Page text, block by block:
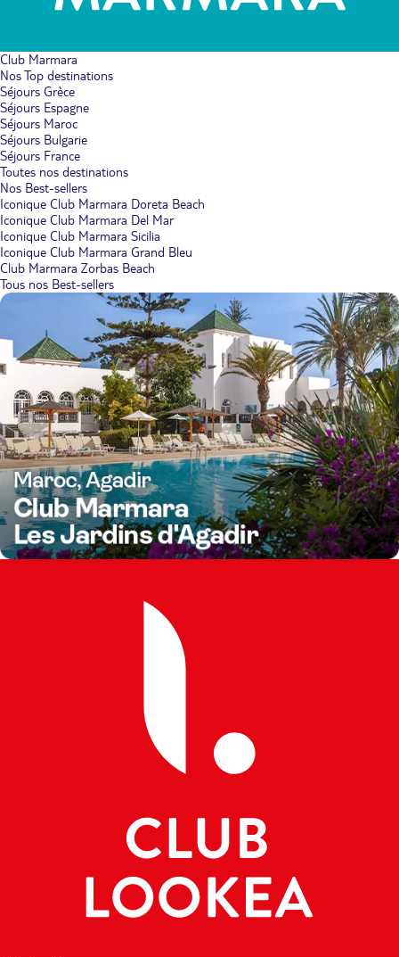
Club Marmara
Nos Top destinations
Séjours Grèce
Séjours Espagne
Séjours Maroc
Séjours Bulgarie
Séjours France
Toutes nos destinations
Nos Best-sellers
Iconique Club Marmara Doreta Beach
Iconique Club Marmara Del Mar
Iconique Club Marmara Sicilia
Iconique Club Marmara Grand Bleu
Club Marmara Zorbas Beach
Tous nos Best-sellers